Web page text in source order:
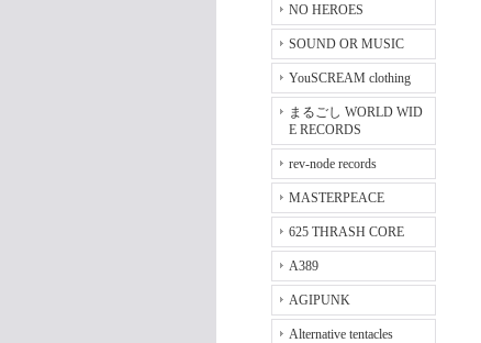
NO HEROES
SOUND OR MUSIC
YouSCREAM clothing
まるごし WORLD WID
E RECORDS
rev-node records
MASTERPEACE
625 THRASH CORE
A389
AGIPUNK
Alternative tentacles